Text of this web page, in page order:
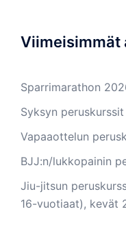
Sparrimarathon
Syksyn
Vapaaottelun
BJJ:n/lukkopainin
Jiu-jitsun
16-vuotiaat), kevät